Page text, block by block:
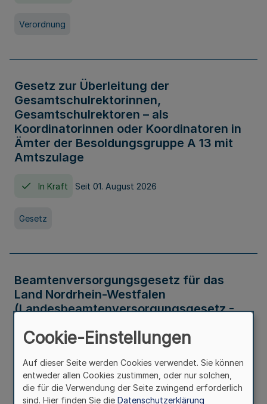
Verordnung
Gesetz zur Überleitung der
Gesamtschulrektorinnen,
Gesamtschulrektoren – als
Koordinatorinnen oder Koordinatoren in
Ämter der Besoldungsgruppe A 13 mit
Amtszulage
In Kraft Seit 01. August 2026
Gesetz
Beamtenversorgungsgesetz für das
Land Nordrhein-Westfalen
(Landesbeamtenversorgungsgesetz -
Gesetz
Cookie-Einstellungen
Auf dieser Seite werden Cookies verwendet. Sie können
entweder allen Cookies zustimmen, oder nur solchen,
die für die Verwendung der Seite zwingend erforderlich
sind. Hier finden Sie die Datenschutzerklärung